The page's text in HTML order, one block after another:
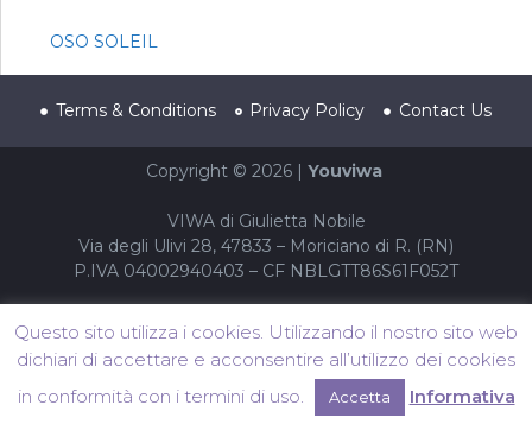
OSO SOLEIL
Terms & Conditions Privacy Policy Contact Us
Copyright © 2026 | Youviwa
VIWA di Giulietta Nobile
Via degli Ulivi 28, 47833 – Moriciano di R. (RN)
P.IVA 04002940403 – CF NBLGTT86S61F052T
Questo sito utilizza i cookies. Utilizzando il nostro sito web
dichiari di accettare e acconsentire all’utilizzo dei cookies
in conformità con i termini di uso.
Accetta Informativa